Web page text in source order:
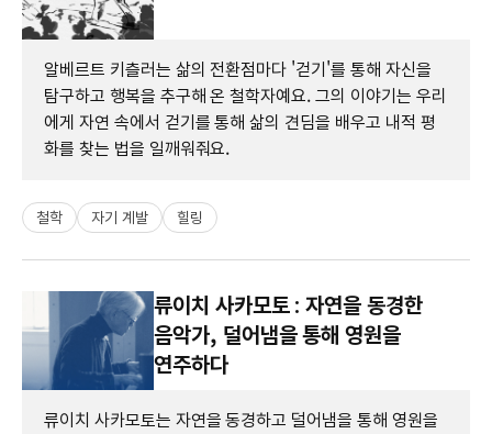
알베르트 키츨러는 삶의 전환점마다 '걷기'를 통해 자신을
탐구하고 행복을 추구해 온 철학자예요. 그의 이야기는 우리
에게 자연 속에서 걷기를 통해 삶의 견딤을 배우고 내적 평
화를 찾는 법을 일깨워줘요.
철학 자기 계발 힐링
류이치 사카모토 : 자연을 동경한
음악가, 덜어냄을 통해 영원을
연주하다
류이치 사카모토는 자연을 동경하고 덜어냄을 통해 영원을